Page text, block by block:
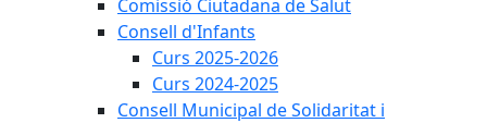
Comissió Ciutadana de Salut
Consell d'Infants
Curs 2025-2026
Curs 2024-2025
Consell Municipal de Solidaritat i